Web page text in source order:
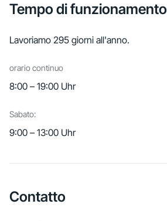
Tempo di funzionamento
Lavoriamo 295 giorni all'anno.
orario continuo
8:00 – 19:00 Uhr
Sabato:
9:00 – 13:00 Uhr
Contatto